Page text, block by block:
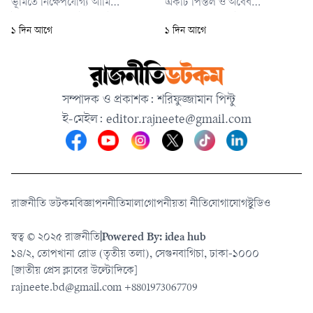
ভূমিতে নিক্ষেপযোগ্য আর্মি
(অ্যাটাকমস) এবং প্রিসিশন স্ট্রাইক
সূত্রের ভাষ্য, এসব দূরপাল্লার
ক্ষেপণাস্ত্রের ‘প্রায় সবই’ ইতোমধ্যে
ব্যবহার করে ফেলেছে যুক্তরাষ্ট্র।
১ দিন আগে
একটি পিস্তল ও অবৈধ
বছর বয়সী জেনিন জন টায়েলকে
কর্মকর্তারা জানিয়েছেন।
১ দিন আগে
সম্পাদক ও প্রকাশক: শরিফুজ্জামান পিন্টু
ই-মেইল: editor.rajneete@gmail.com
রাজনীতি ডটকমবিজ্ঞাপননীতিমালাগোপনীয়তা নীতিযোগাযোগস্টুডিও
স্বত্ব © ২০২৫ রাজনীতিPowered By: idea hub
১৪/২, তোপখানা রোড (তৃতীয় তলা), সেগুনবাগিচা, ঢাকা-১০০০
[জাতীয় প্রেস ক্লাবের উল্টোদিকে]
rajneete.bd@gmail.com +8801973067709